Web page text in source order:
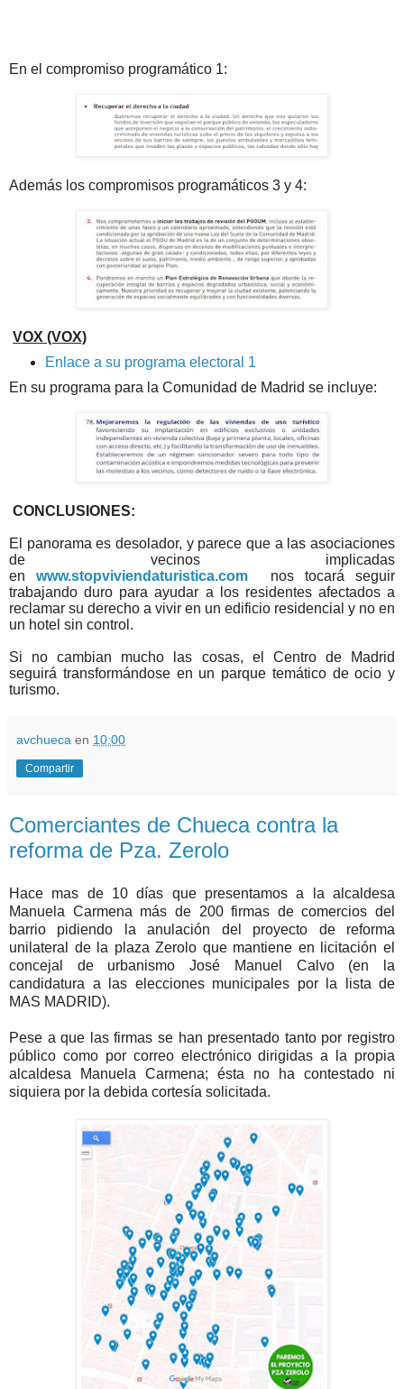
En el compromiso programático 1:
Además los compromisos programáticos 3 y 4:
VOX (VOX)
Enlace a su programa electoral 1
En su programa para la Comunidad de Madrid se incluye:
CONCLUSIONES:
El panorama es desolador, y parece que a las asociaciones
de vecinos implicadas
enwww.stopviviendaturistica.com
nos tocará seguir
trabajando duro para ayudar a los residentes afectados a
reclamar su derecho a vivir en un edificio residencial y no en
un hotel sin control.
Si no cambian mucho las cosas, el Centro de Madrid
seguirá transformándose en un parque temático de ocio y
turismo.
avchueca en 10:00
Compartir
Comerciantes de Chueca contra la
reforma de Pza. Zerolo
Hace mas de 10 días que presentamos a la alcaldesa
Manuela Carmena más de 200 firmas de comercios del
barrio pidiendo la anulación del proyecto de reforma
unilateral de la plaza Zerolo que mantiene en licitación el
concejal de urbanismo José Manuel Calvo (en la
candidatura a las elecciones municipales por la lista de
MAS MADRID).
Pese a que las firmas se han presentado tanto por registro
público como por correo electrónico dirigidas a la propia
alcaldesa Manuela Carmena; ésta no ha contestado ni
siquiera por la debida cortesía solicitada.